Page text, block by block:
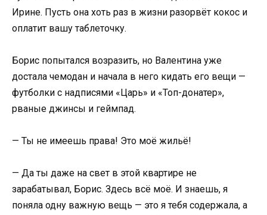
Ирине. Пусть она хоть раз в жизни разорвёт кокос и
оплатит вашу таблеточку.
Борис попытался возразить, но Валентина уже
достала чемодан и начала в него кидать его вещи —
футболки с надписями «Царь» и «Топ-донатер»,
рваные джинсы и геймпад.
— Ты не имеешь права! Это моё жильё!
— Да ты даже на свет в этой квартире не
зарабатывал, Борис. Здесь всё моё. И знаешь, я
поняла одну важную вещь — это я тебя содержала, а